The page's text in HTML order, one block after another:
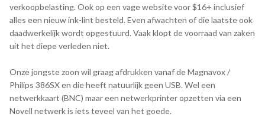
verkoopbelasting. Ook op een vage website voor $16+ inclusief
alles een nieuw ink-lint besteld. Even afwachten of die laatste ook
daadwerkelijk wordt opgestuurd. Vaak klopt de voorraad van zaken
uit het diepe verleden niet.
Onze jongste zoon wil graag afdrukken vanaf de Magnavox /
Philips 386SX en die heeft natuurlijk geen USB. Wel een
netwerkkaart (BNC) maar een netwerkprinter opzetten via een
Novell netwerk is iets teveel van het goede.